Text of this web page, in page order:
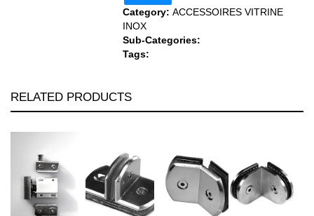
Category: ACCESSOIRES VITRINE
INOX
Sub-Categories:
Tags:
RELATED PRODUCTS